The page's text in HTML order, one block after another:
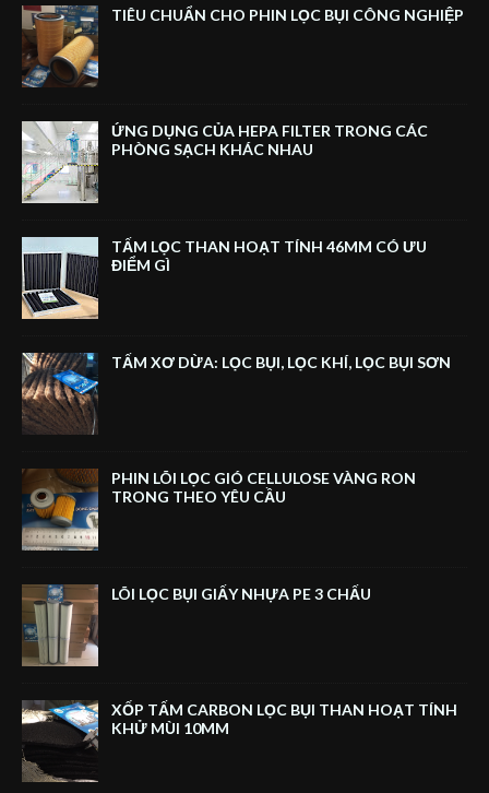
TIÊU CHUẨN CHO PHIN LỌC BỤI CÔNG NGHIỆP
ỨNG DỤNG CỦA HEPA FILTER TRONG CÁC
PHÒNG SẠCH KHÁC NHAU
TẤM LỌC THAN HOẠT TÍNH 46MM CÓ ƯU
ĐIỂM GÌ
TẤM XƠ DỪA: LỌC BỤI, LỌC KHÍ, LỌC BỤI SƠN
PHIN LÕI LỌC GIÓ CELLULOSE VÀNG RON
TRONG THEO YÊU CẦU
LÕI LỌC BỤI GIẤY NHỰA PE 3 CHẤU
XỐP TẤM CARBON LỌC BỤI THAN HOẠT TÍNH
KHỬ MÙI 10MM